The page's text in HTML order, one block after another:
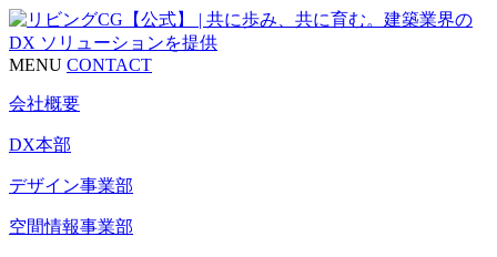
MENU CONTACT
会社概要
DX本部
デザイン事業部
空間情報事業部